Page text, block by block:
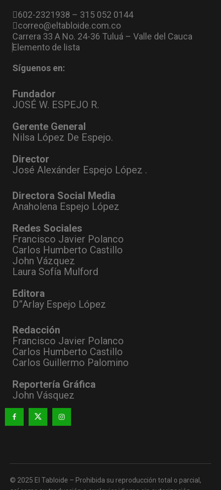
602-2321938 – 315 052 0144
correo@eltabloide.com.co
Carrera 33 A No. 24-36 Tuluá – Valle del Cauca
Elemento de lista
Síguenos en:
Fundador
JOSÉ W. ESPEJO R.
Gerente General
Nilsa López De Espejo.
Director
José Alexánder Espejo López .
Directora Social Media
Anaholena Espejo López
Redes Sociales
Francisco Javier Polanco
Carlos Humberto Castillo
John Vázquez
Laura Sofía Mulford
Editora
D”Arlay Espejo López
Redacción
Francisco Javier Polanco
Carlos Humberto Castillo
Carlos Guillermo Palomino
Reportería Gráfica
John Vásquez
© 2025 El Tabloide – Prohibida su reproducción total o parcial,